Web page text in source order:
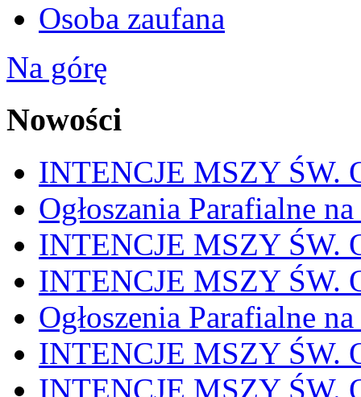
Osoba zaufana
Na górę
Nowości
INTENCJE MSZY ŚW.
Ogłoszania Parafialne
INTENCJE MSZY ŚW.
INTENCJE MSZY ŚW.
Ogłoszenia Parafialne
INTENCJE MSZY ŚW.
INTENCJE MSZY ŚW.